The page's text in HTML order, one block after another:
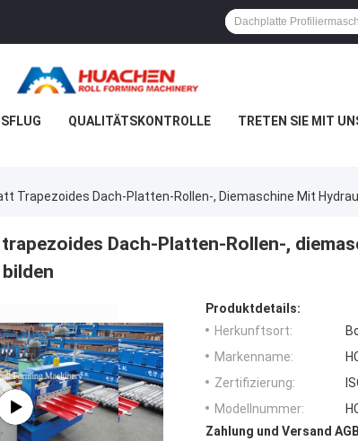
QUALITÄTSKONTROLLE TRETEN SIE MIT
Trapezoides Dach-Platten-Rollen-, Diemaschine Mit
Dach-Platten-Rollen-,
Produktdetails:
Herkunftsort:
Markenname:
Zertifizierung:
Modellnummer:
Zahlung und Versand